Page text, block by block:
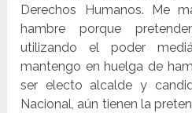
Derechos Humanos. Me
hambre porque
utilizando el poder
mantengo en huelga de
ser electo alcalde y
Nacional, aún tienen la